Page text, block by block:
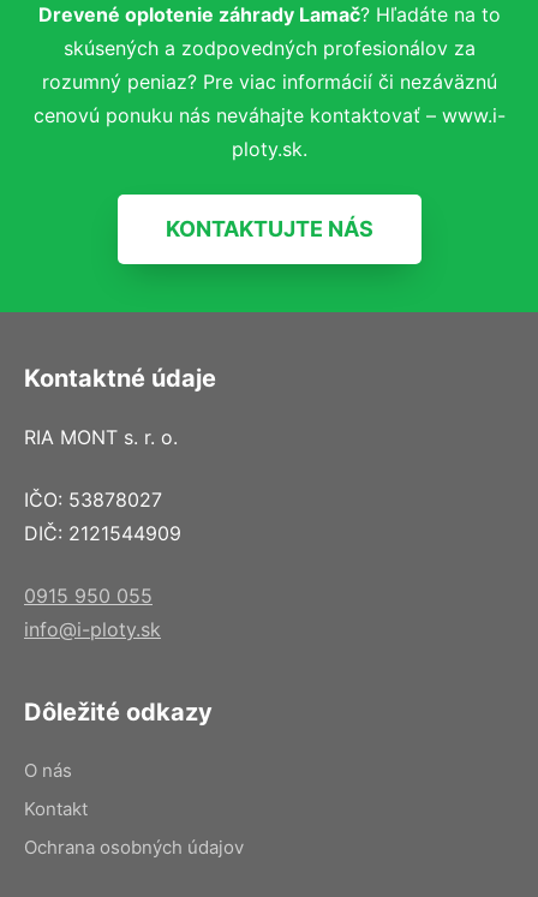
Drevené oplotenie záhrady Lamač? Hľadáte na to
skúsených a zodpovedných profesionálov za
rozumný peniaz? Pre viac informácií či nezáväznú
cenovú ponuku nás neváhajte kontaktovať – www.i-
ploty.sk.
KONTAKTUJTE NÁS
Kontaktné údaje
RIA MONT s. r. o.
IČO: 53878027
DIČ: 2121544909
0915 950 055
info@i-ploty.sk
Dôležité odkazy
O nás
Kontakt
Ochrana osobných údajov